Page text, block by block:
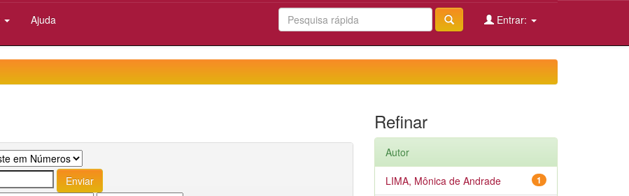
Ajuda Entrar:
Refinar
Autor
1
LIMA, Mônica de Andrade